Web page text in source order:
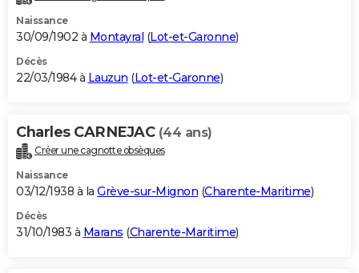
Naissance
30/09/1902 à Montayral (Lot-et-Garonne)
Décès
22/03/1984 à Lauzun (Lot-et-Garonne)
Charles CARNEJAC (44 ans)
Créer une cagnotte obsèques
Naissance
03/12/1938 à la Grève-sur-Mignon (Charente-Maritime)
Décès
31/10/1983 à Marans (Charente-Maritime)